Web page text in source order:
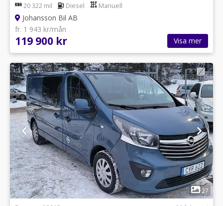
20 322 mil Diesel Manuell
Johansson Bil AB
fr. 1 943 kr/mån
119 900 kr Visa mer
1
27